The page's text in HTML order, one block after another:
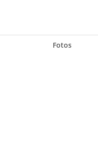
Fotos